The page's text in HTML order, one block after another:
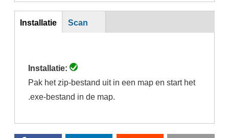
inst
Installatie
Scan
Installatie:
Pak het zip-bestand uit in een map en start het
.exe-bestand in de map.